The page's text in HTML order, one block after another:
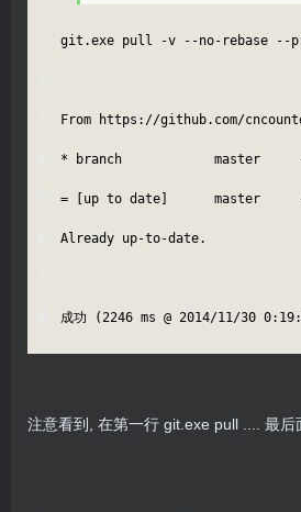
git.exe pull -v --no-rebase --
From https://github.com/
* branch master ->
= [up to date] master ->
Already up-to-date.
成功 (2246 ms @ 2014/11/30
注意看到, 在第一行 git.exe pull .... 最